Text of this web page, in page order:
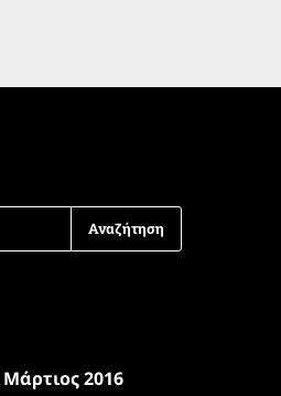
Μάρτιος 2016